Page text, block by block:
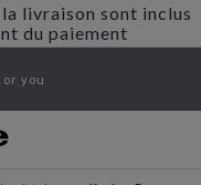
livraison sont inclus
du paiement
you